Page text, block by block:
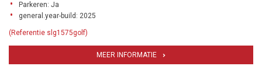
Parkeren: Ja
general.year-build: 2025
(Referentie slg1575golf)
MEER INFORMATIE